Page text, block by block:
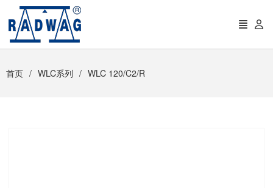
首页 WLC系列 WLC 120/C2/R